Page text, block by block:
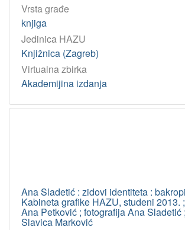
Vrsta građe
knjiga
Jedinica HAZU
Knjižnica (Zagreb)
Virtualna zbirka
Akademijina izdanja
Ana Sladetić : zidovi identiteta :
Kabineta grafike HAZU, studeni 2013.
Ana Petković ; fotografija Ana Sladetić
Slavica Marković